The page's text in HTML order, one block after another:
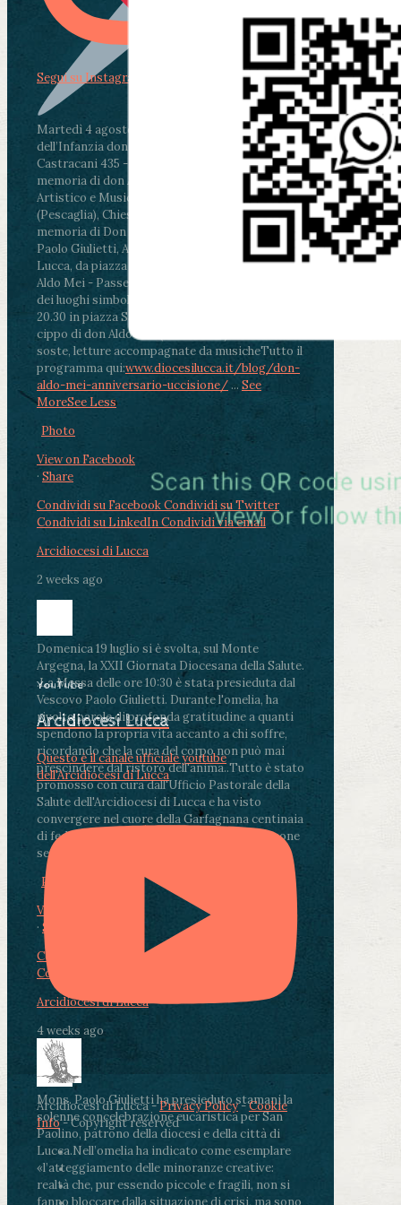
Martedì 4 agosto2026
ore 11:30 - Lucca, Scuola
dell’Infanzia don Aldo Mei - Viale Castruccio
Castracani 435 - Inaugurazione murales in
memoria di don Aldo Mei curato dal Liceo
Artistico e Musicale “Passaglia”
ore 18 - Fiano
(Pescaglia), Chiesa parrocchiale - Messa in
memoria di Don Aldo Mei celebrata da mons.
Paolo Giulietti, Arcivescovo di Lucca
ore 20.30 -
Lucca, da piazza San Michele al Cippo di don
Aldo Mei - Passeggiata della Memoria in alcuni
dei luoghi simbolo della città. Ritrovo alle ore
20.30 in piazza San Michele con conclusione al
cippo di don Aldo Mei (Porta Elisa). Durante le
soste, letture accompagnate da musicheTutto il
programma qui:www.diocesilucca.it/blog/don-
aldo-mei-anniversario-uccisione/ ... See
MoreSee Less
Photo
View on Facebook
· Share
Condividi su FacebookCondividi su Twitter
Condividi su LinkedInCondividi via email
Arcidiocesi di Lucca
2 weeks ago
Domenica 19 luglio si è svolta, sul Monte
Argegna, la XXII Giornata Diocesana della Salute.
.La Messa delle ore 10:30 è stata presieduta dal
Vescovo Paolo Giulietti. Durante l'omelia, ha
rivolto parole di profonda gratitudine a quanti
spendono la propria vita accanto a chi soffre,
ricordando che la cura del corpo non può mai
prescindere dal ristoro dell'anima..Tutto è stato
promosso con cura dall'Ufficio Pastorale della
Salute dell'Arcidiocesi di Lucca e ha visto
convergere nel cuore della Garfagnana centinaia
di fedeli, operatori sanitari, volontari e persone
segnate dalla malattia.
Photo
View on Facebook
· Share
Condividi su Facebook
Condividi su LinkedIn
Arcidiocesi di Lucca
4 weeks ago
Mons. Paolo Giulietti ha presieduto stamani la
solenne concelebrazione eucaristica per San
Paolino, patrono della diocesi e della città di
Lucca.Nell’omelia ha indicato come esemplare
«l’atteggiamento delle minoranze creative:
realtà che, pur essendo piccole e fragili, non si
fanno bloccare dalla situazione di crisi, ma sono
Segui su Instagram
YouTube
Arcidiocesi Lucca
Questo è il canale ufficiale youtube
dell'Arcidiocesi di Lucca
Arcidiocesi di Lucca -Privacy Policy-Cookie
Info- Copyright reserved